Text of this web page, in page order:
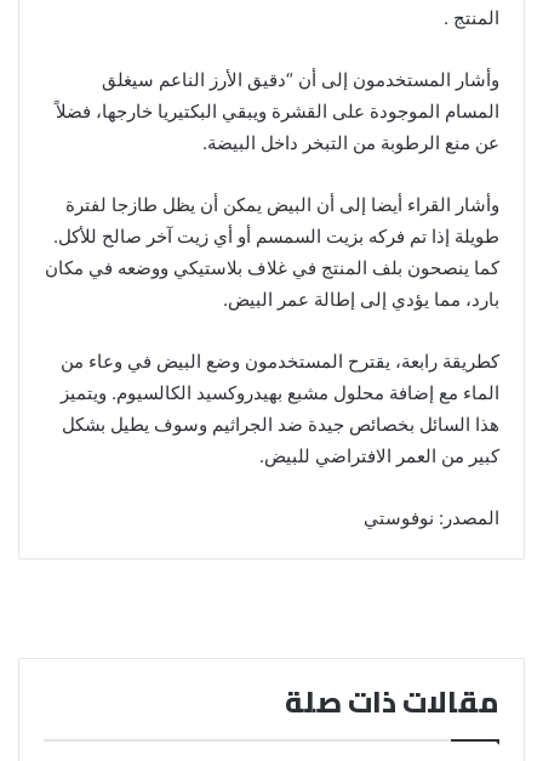
المنتج .
وأشار المستخدمون إلى أن “دقيق الأرز الناعم سيغلق
المسام الموجودة على القشرة ويبقي البكتيريا خارجها، فضلاً
عن منع الرطوبة من التبخر داخل البيضة.
وأشار القراء أيضا إلى أن البيض يمكن أن يظل طازجا لفترة
طويلة إذا تم فركه بزيت السمسم أو أي زيت آخر صالح للأكل.
كما ينصحون بلف المنتج في غلاف بلاستيكي ووضعه في مكان
بارد، مما يؤدي إلى إطالة عمر البيض.
كطريقة رابعة، يقترح المستخدمون وضع البيض في وعاء من
الماء مع إضافة محلول مشبع بهيدروكسيد الكالسيوم. ويتميز
هذا السائل بخصائص جيدة ضد الجراثيم وسوف يطيل بشكل
كبير من العمر الافتراضي للبيض.
المصدر: نوفوستي
مقالات ذات صلة